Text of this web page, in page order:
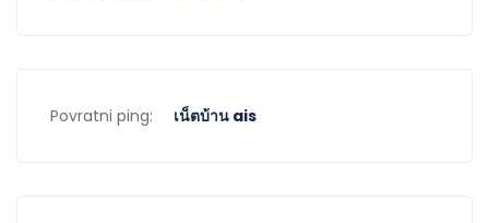
Povratni ping: เน็ตบ้าน ais